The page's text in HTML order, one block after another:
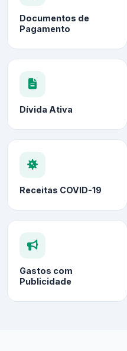
Documentos de
Pagamento
Dívida Ativa
Receitas COVID-19
Gastos com
Publicidade